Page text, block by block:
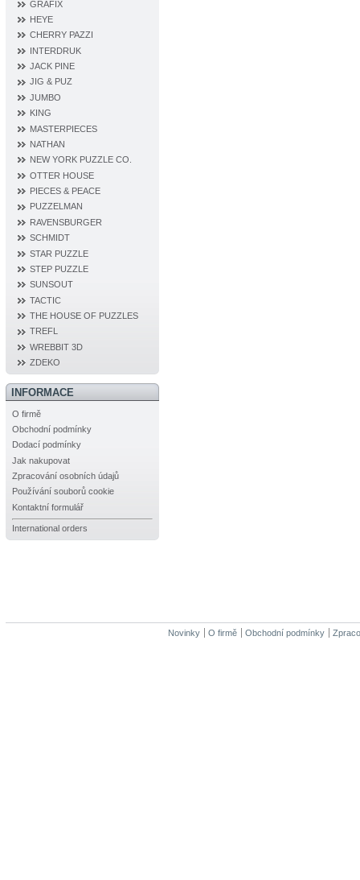
GRAFIX
HEYE
CHERRY PAZZI
INTERDRUK
JACK PINE
JIG & PUZ
JUMBO
KING
MASTERPIECES
NATHAN
NEW YORK PUZZLE CO.
OTTER HOUSE
PIECES & PEACE
PUZZELMAN
RAVENSBURGER
SCHMIDT
STAR PUZZLE
STEP PUZZLE
SUNSOUT
TACTIC
THE HOUSE OF PUZZLES
TREFL
WREBBIT 3D
ZDEKO
INFORMACE
O firmě
Obchodní podmínky
Dodací podmínky
Jak nakupovat
Zpracování osobních údajů
Používání souborů cookie
Kontaktní formulář
International orders
Novinky O firmě Obchodní podmínky